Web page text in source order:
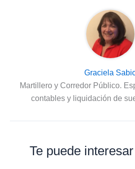
Graciela
Martillero y Corredor Público.
contables y liquidación de
Te puede interesar